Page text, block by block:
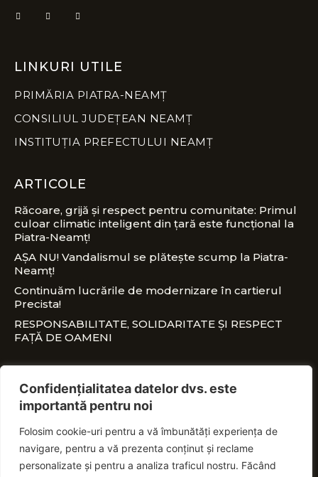
Confidențialitatea datelor dvs. este
importantă pentru noi
Folosim cookie-uri pentru a vă îmbunătăți experiența de
navigare, pentru a vă prezenta conținut și reclame
personalizate și pentru a analiza traficul nostru. Făcând
LINKURI UTILE
PRIMĂRIA PIATRA-NEAMȚ
CONSILIUL JUDEȚEAN NEAMȚ
INSTITUȚIA PREFECTULUI NEAMȚ
ARTICOLE
Răcoare, grijă și respect pentru comunitate: Primul
culoar climatic inteligent din țară este funcțional la
Piatra-Neamț!
AȘA NU! Vandalismul se plătește scump la Piatra-
Neamț!
Continuăm lucrările de modernizare în cartierul
Precista!
RESPONSABILITATE, SOLIDARITATE ȘI RESPECT
FAȚĂ DE OAMENI
CONTACT
office@nitaadrian.ro
0728 460 750
PSD Piatra-Neamț, Piața Ștefan cel Mare, nr.